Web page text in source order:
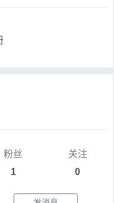
粉丝
1
关注
0